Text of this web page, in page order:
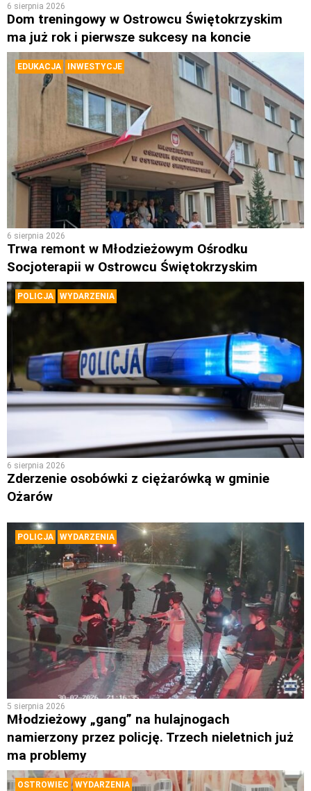
6 sierpnia 2026
Dom treningowy w Ostrowcu Świętokrzyskim
ma już rok i pierwsze sukcesy na koncie
EDUKACJA INWESTYCJE
6 sierpnia 2026
Trwa remont w Młodzieżowym Ośrodku
Socjoterapii w Ostrowcu Świętokrzyskim
POLICJA WYDARZENIA
6 sierpnia 2026
Zderzenie osobówki z ciężarówką w gminie
Ożarów
POLICJA WYDARZENIA
5 sierpnia 2026
Młodzieżowy „gang” na hulajnogach
namierzony przez policję. Trzech nieletnich już
ma problemy
OSTROWIEC WYDARZENIA